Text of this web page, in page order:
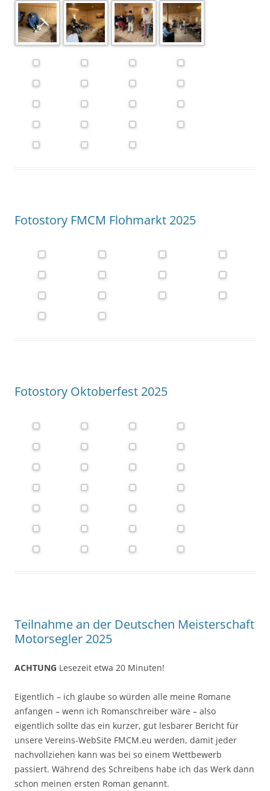
Fotostory FMCM Flohmarkt 2025
Fotostory Oktoberfest 2025
Teilnahme an der Deutschen Meisterschaft
Motorsegler 2025
ACHTUNG Lesezeit etwa 20 Minuten!
Eigentlich – ich glaube so würden alle meine Romane
anfangen – wenn ich Romanschreiber wäre – also
eigentlich sollte das ein kurzer, gut lesbarer Bericht für
unsere Vereins-WebSite FMCM.eu werden, damit jeder
nachvollziehen kann was bei so einem Wettbewerb
passiert. Während des Schreibens habe ich das Werk dann
schon meinen ersten Roman genannt.